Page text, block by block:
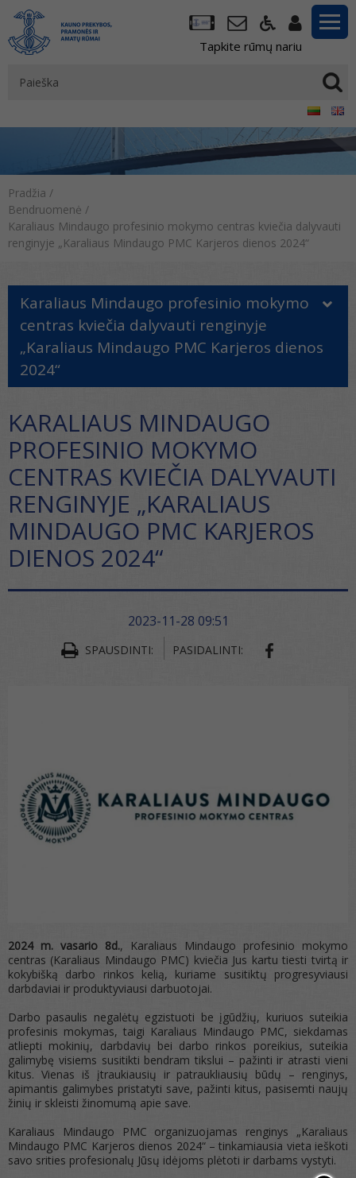
Tapkite rūmų nariu
Pradžia /
Bendruomenė /
Karaliaus Mindaugo profesinio mokymo centras kviečia dalyvauti
renginyje „Karaliaus Mindaugo PMC Karjeros dienos 2024“
Karaliaus Mindaugo profesinio mokymo
centras kviečia dalyvauti renginyje
„Karaliaus Mindaugo PMC Karjeros dienos
2024“
KARALIAUS MINDAUGO
PROFESINIO MOKYMO
CENTRAS KVIEČIA DALYVAUTI
RENGINYJE „KARALIAUS
MINDAUGO PMC KARJEROS
DIENOS 2024“
2023-11-28 09:51
SPAUSDINTI: PASIDALINTI:
2024 m. vasario 8d., Karaliaus Mindaugo profesinio mokymo
centras (Karaliaus Mindaugo PMC) kviečia Jus kartu tiesti tvirtą ir
kokybišką darbo rinkos kelią, kuriame susitiktų progresyviausi
darbdaviai ir produktyviausi darbuotojai.
Darbo pasaulis negalėtų egzistuoti be įgūdžių, kuriuos suteikia
profesinis mokymas, taigi Karaliaus Mindaugo PMC, siekdamas
atliepti mokinių, darbdavių bei darbo rinkos poreikius, suteikia
galimybę visiems susitikti bendram tikslui – pažinti ir atrasti vieni
kitus. Vienas iš įtraukiausių ir patraukliausių būdų – renginys,
apimantis galimybes pristatyti save, pažinti kitus, pasisemti naujų
žinių ir skleisti žinomumą apie save.
Karaliaus Mindaugo PMC organizuojamas renginys „Karaliaus
Mindaugo PMC Karjeros dienos 2024“ – tinkamiausia vieta ieškoti
savo srities profesionalų Jūsų idėjoms plėtoti ir darbams vystyti.